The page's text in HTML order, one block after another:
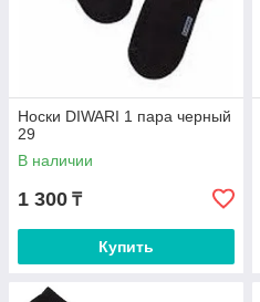
Носки DIWARI 1 пара черный
29
В наличии
1 300 ₸
Купить